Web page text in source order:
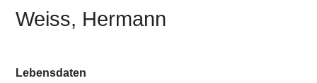
Weiss, Hermann
Lebensdaten